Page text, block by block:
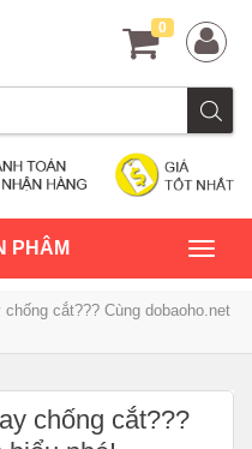
0
PHÂM
cắt??? Cùng dobaoho.net
chống cắt???